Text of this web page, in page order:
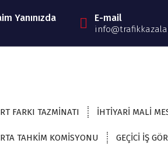
Yanınızda E-mail
FARKI TAZMİNATI İHTİYARİ MALİ
TAHKİM KOMİSYONU GEÇİCİ İŞ